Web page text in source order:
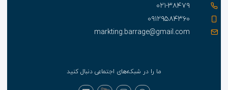
۰۲۱-۳۸۴۷۹
۰۹۱۲۹۵۸۴۳۶۰
markting.barrage@gmail.com
ما را در شبکه‌های اجتماعی دنبال کنید